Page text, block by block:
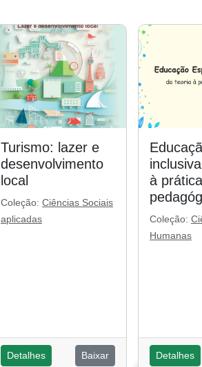
Turismo: lazer e
desenvolvimento
local
Coleção: Ciências Sociais
aplicadas
Detalhes Baixar
à prática
Coleção:
Humanas
Detalhes